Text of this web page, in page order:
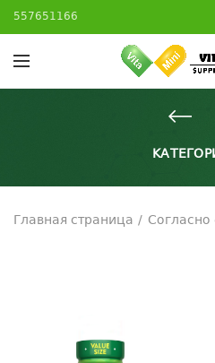
557651166
Главная страница